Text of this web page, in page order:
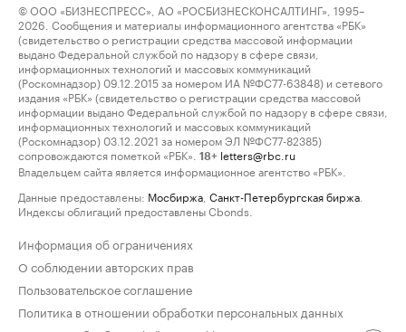
© ООО «БИЗНЕСПРЕСС», АО «РОСБИЗНЕСКОНСАЛТИНГ», 1995–
2026. Сообщения и материалы информационного агентства «РБК»
(свидетельство о регистрации средства массовой информации
выдано Федеральной службой по надзору в сфере связи,
информационных технологий и массовых коммуникаций
(Роскомнадзор) 09.12.2015 за номером ИА №ФС77-63848) и сетевого
издания «РБК» (свидетельство о регистрации средства массовой
информации выдано Федеральной службой по надзору в сфере связи,
информационных технологий и массовых коммуникаций
(Роскомнадзор) 03.12.2021 за номером ЭЛ №ФС77-82385)
сопровождаются пометкой «РБК».
18+ letters@rbc.ru
Владельцем сайта является информационное агентство «РБК».
Данные предоставлены: Мосбиржа Санкт-Петербургская биржа
Индексы облигаций предоставлены Cbonds.
Информация об ограничениях
О соблюдении авторских прав
Пользовательское соглашение
Политика в отношении обработки персональных данных